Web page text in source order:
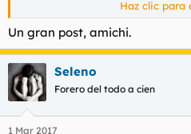
!No hagas
Si tienes dinero para emprender
administra ese dinero y buscaté
cosa. Si puede ser en negro,
ayuda.
Haz clic para
Un gran post, amichi.
Seleno
Forero del todo a cien
1 Mar 2017